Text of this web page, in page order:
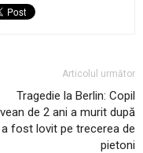
Articolul următor
Tragedie la Berlin: Copil
de 2 ani a murit după
fost lovit pe trecerea de
pietoni